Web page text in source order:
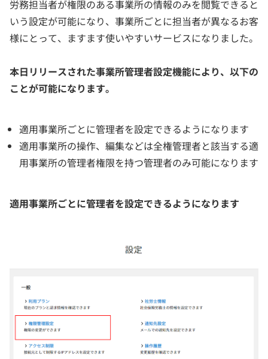
労務担当者が権限のある事業所の情報のみを閲覧できると
いう設定が可能になり、事業所ごとに担当者が異なるお客
様にとって、ますます使いやすいサービスになりました。
本日リリースされた事業所管理者設定機能により、以下の
ことが可能になります。
適用事業所ごとに管理者を設定できるようになります
適用事業所の操作、編集などは全権管理者と該当する適
用事業所の管理者権限を持つ管理者のみ可能になります
適用事業所ごとに管理者を設定できるようになります